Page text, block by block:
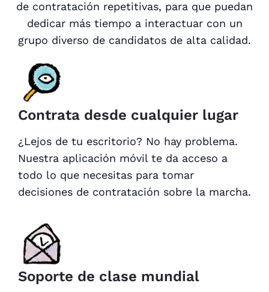
de contratación repetitivas, para que puedan
dedicar más tiempo a interactuar con un
grupo diverso de candidatos de alta calidad.
Contrata desde cualquier lugar
¿Lejos de tu escritorio? No hay problema.
Nuestra aplicación móvil te da acceso a
todo lo que necesitas para tomar
decisiones de contratación sobre la marcha.
Soporte de clase mundial